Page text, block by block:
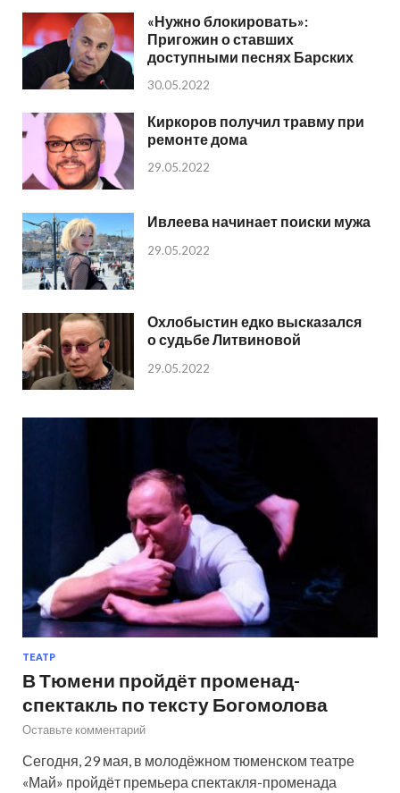
«Нужно блокировать»:
Пригожин о ставших
доступными песнях Барских
30.05.2022
Киркоров получил травму при
ремонте дома
29.05.2022
Ивлеева начинает поиски мужа
29.05.2022
Охлобыстин едко высказался
о судьбе Литвиновой
29.05.2022
ТЕАТР
В Тюмени пройдёт променад-
спектакль по тексту Богомолова
Оставьте комментарий
Сегодня, 29 мая, в молодёжном тюменском театре
«Май» пройдёт премьера спектакля-променада